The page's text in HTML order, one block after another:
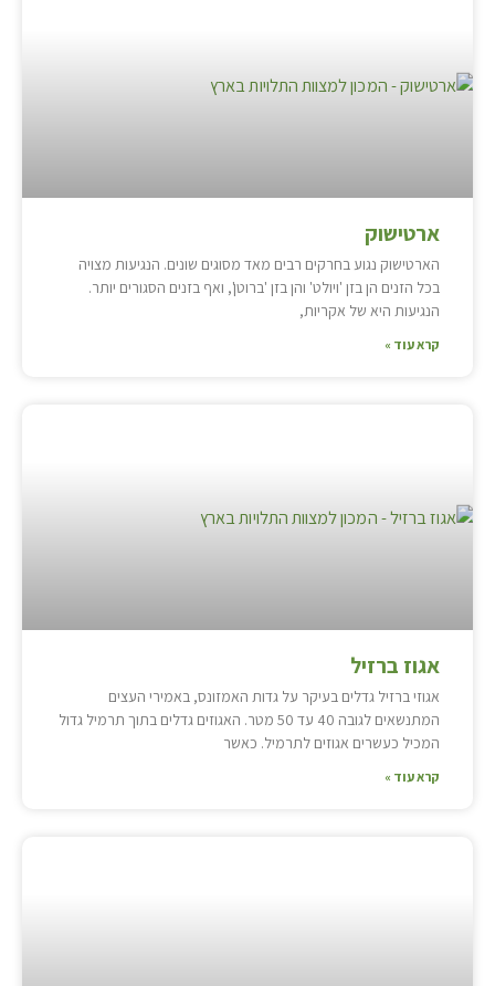
ארטישוק
הארטישוק נגוע בחרקים רבים מאד מסוגים שונים. הנגיעות מצויה
בכל הזנים הן בזן 'ויולט' והן בזן 'ברוטן', ואף בזנים הסגורים יותר.
הנגיעות היא של אקריות,
קרא עוד »
אגוז ברזיל
אגוזי ברזיל גדלים בעיקר על גדות האמזונס, באמירי העצים
המתנשאים לגובה 40 עד 50 מטר. האגוזים גדלים בתוך תרמיל גדול
המכיל כעשרים אגוזים לתרמיל. כאשר
קרא עוד »